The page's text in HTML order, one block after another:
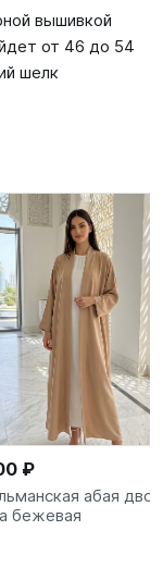
вышивкой
от 46 до 54
шелк
₽
абая
бежевая